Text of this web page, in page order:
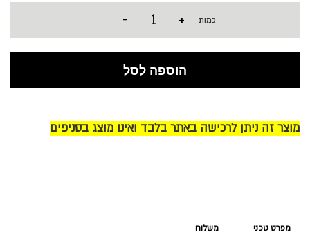
כמות +
-
הוספה לסל
מוצר זה ניתן לרכישה באתר בלבד ואינו מוצג בסניפים
מפרט טכני משלוח